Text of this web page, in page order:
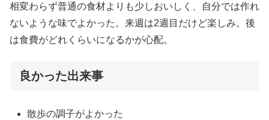
相変わらず普通の食材よりも少しおいしく、自分では作れ
ないような味でよかった。来週は2週目だけど楽しみ。後
は食費がどれくらいになるかが心配。
良かった出来事
散歩の調子がよかった